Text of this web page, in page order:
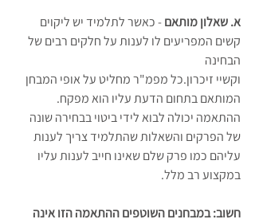
א. שאלון מותאם - כאשר לתלמיד יש ליקוים
קשים המפריעים לו לענות על חלקים רבים של
הבחינה
וקשיי זיכרון.כל מפמ"ר מחליט על אופי המבחן
המותאם בתחום הדעת עליו הוא מפקח.
ההתאמה יכולה לבוא לידי ביטוי בבחירה שונה
של הפרקים והשאלות שהתלמיד צריך לענות
עליהם כמו פרק שלם שאינו חייב לענות עליו
במקצוע רב מלל.
חשוב: במבחנים השוטפים ההתאמה הזו אינה